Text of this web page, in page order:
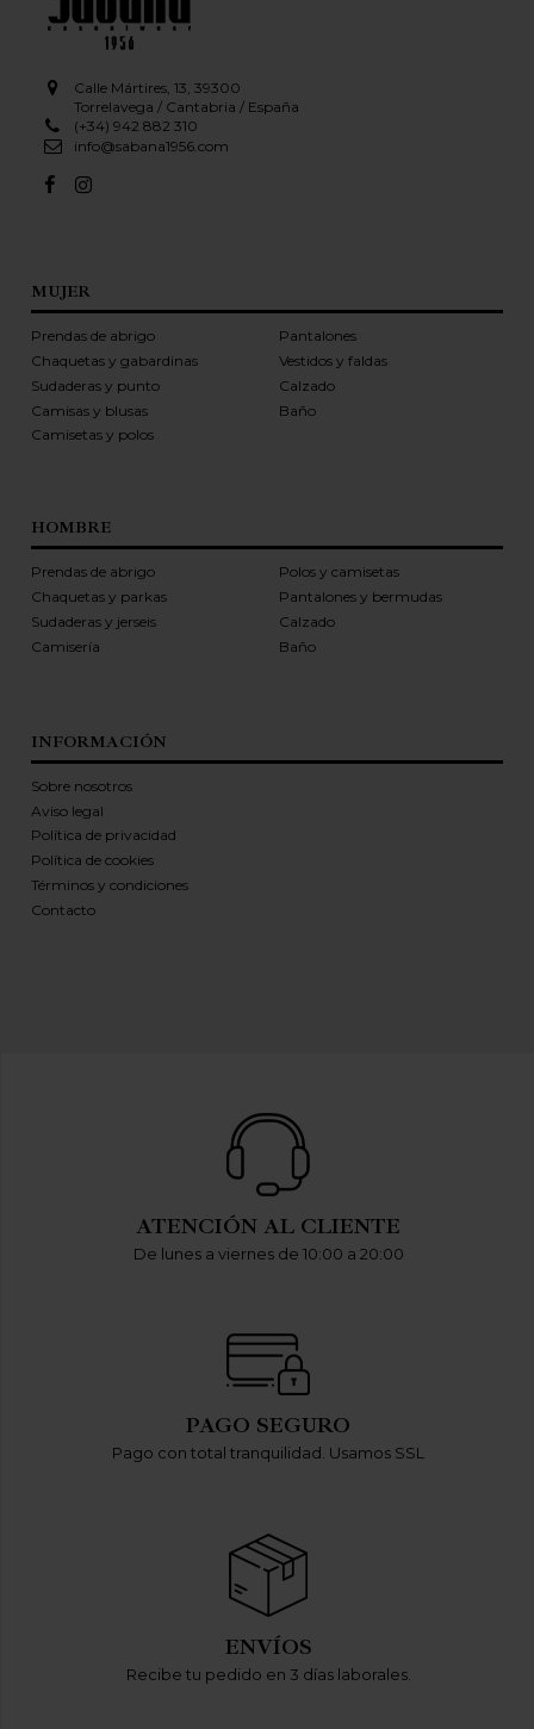
Calle Mártires, 13, 39300
Torrelavega / Cantabria / España
(+34) 942 882 310
info@sabana1956.com
MUJER
Prendas de abrigo
Chaquetas y gabardinas
Sudaderas y punto
Camisas y blusas
Camisetas y polos
Pantalones
Vestidos y faldas
Calzado
Baño
HOMBRE
Prendas de abrigo
Chaquetas y parkas
Sudaderas y jerseis
Camisería
Polos y camisetas
Pantalones y bermudas
Calzado
Baño
INFORMACIÓN
Sobre nosotros
Aviso legal
Política de privacidad
Política de cookies
Términos y condiciones
Contacto
ATENCIÓN AL CLIENTE
De lunes a viernes de 10:00 a 20:00
PAGO SEGURO
Pago con total tranquilidad. Usamos SSL
ENVÍOS
Recibe tu pedido en 3 días laborales.